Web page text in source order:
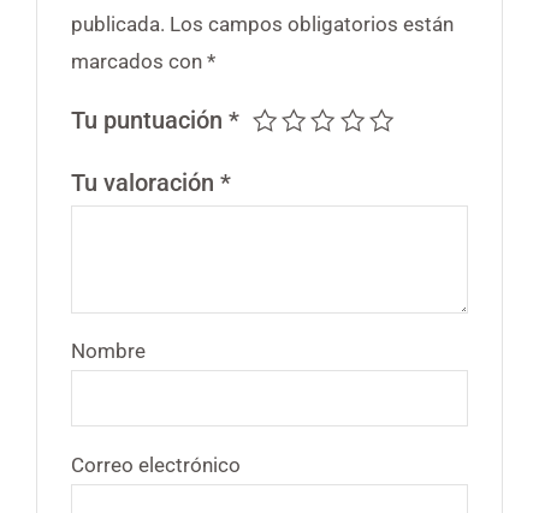
publicada. Los campos obligatorios están
marcados con*
Tu puntuación*
Tu valoración*
Nombre
Correo electrónico